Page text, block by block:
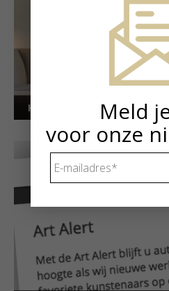
Kunstuitleen voorMeld
voor onze
mailadres *